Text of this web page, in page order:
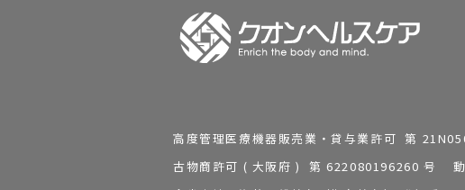
高度管理医療機器販売業・貸与業許可 第
古物商許可 ( 大阪府 ) 第 622080196260 号 動